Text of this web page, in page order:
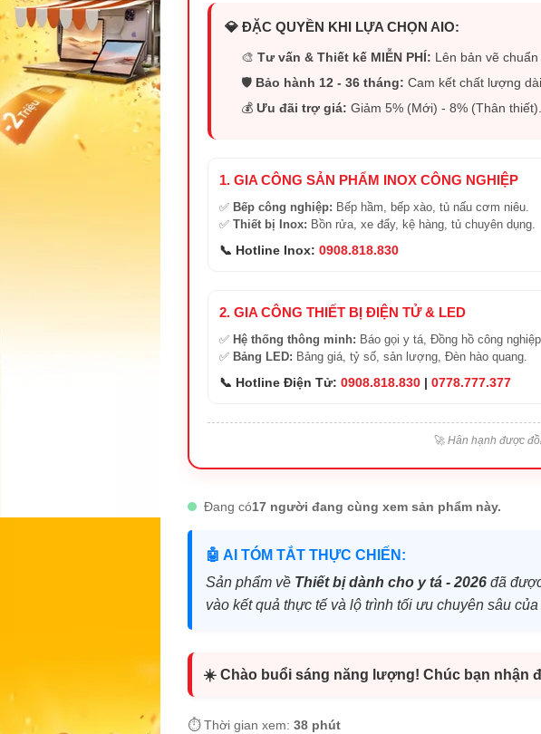
💎 ĐẶC QUYỀN KHI LỰA CHỌN AIO:
🎨Tư vấn & Thiết kế MIỄN PHÍ: Lên bản vẽ
🛡️ Bảo hành 12 - 36 tháng: Cam kết chất lượng
💰Ưu đãi trợ giá: Giảm 5% (Mới) - 8% (Thân thiết).
1. GIA CÔNG SẢN PHẨM INOX CÔNG NGHIỆP
✅ Bếp công nghiệp: Bếp hầm, bếp xào, tủ nấu cơm niêu.
✅ Thiết bị Inox: Bồn rửa, xe đẩy, kệ hàng, tủ chuyên dụng.
📞 Hotline Inox: 0908.818.830
2. GIA CÔNG THIẾT BỊ ĐIỆN TỬ & LED
✅ Hệ thống thông minh: Báo gọi y tá, Đồng hồ công nghiệp.
✅ Bảng LED: Bảng giá, tỷ số, sản lượng, Đèn hào quang.
📞 Hotline Điện Tử: 0908.818.830 | 0778.777.377
🚀 Hân hạnh được
Đang có17 người đang cùng xem sản phẩm này.
🤖 AI TÓM TẮT THỰC CHIẾN:
Sản phẩm về Thiết bị dành cho y tá - 2026 đã
vào kết quả thực tế và lộ trình tối ưu chuyên sâu
☀️ Chào buổi sáng năng lượng! Chúc bạn nhận
⏱️ Thời gian xem: 38 phút